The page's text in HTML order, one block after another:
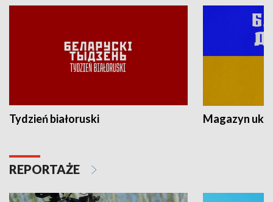
Tydzień białoruski Magazyn
REPORTAŻE